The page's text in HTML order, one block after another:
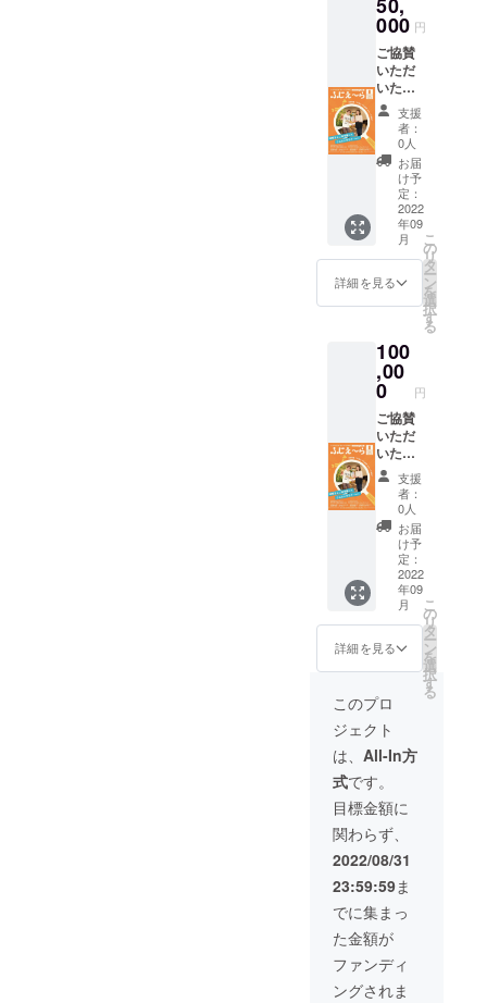
支援
時、必
ず備考
欄に掲
載を希
望され
るお名
前をご
記入下
さい。
いただ
きま
す。 掲
載枠
54mm×
5mm 程
度（文
字の
み） ま
たプロ
ジェク
ト終了
後、お
礼文を
発送さ
せてい
時、必
ず備考
欄に掲
載を希
望され
るお名
前をご
記入下
さい。
000 円
ご協賛
いただ
いた皆
さまの
お名前
を藤枝
地域情
報誌
「ふじ
え～
ら」
（10月
号 9月
20日発
行予
定） に
させて
いただ
きま
す。 掲
載枠
85mm×
10mm
程度
（文字
のみ）
またプ
ロジェ
クト終
了後、
お礼文
を発送
させて
いただ
きま
す。 ※
支援
時、必
ず備考
欄に掲
載を希
望され
るお名
前をご
記入下
さい。
支援
者：
0人
お届
け予
定：
2022
年09
月
詳細を見る
こ
の
リ
タ
ー
ン
を
選
択
す
る
100
,00
0 円
ご協賛
いただ
いた皆
さまの
お名前
を藤枝
地域情
報誌
「ふじ
え～
ら」
（10月
号 9月
20日発
行予
定） に
て掲載
させて
いただ
きま
す。 掲
載枠
95mm×
45ｍ
ｍ 程
度（ロ
ゴ掲
載） ま
たプロ
ジェク
ト終了
後、お
礼文を
発送さ
支援
者：
0人
お届
け予
定：
2022
年09
月
詳細を見る
こ
の
リ
タ
ー
ン
を
選
択
す
る
このプロ
ジェクト
は、 All-In方
式です。
目標金額に
関わらず、
2022/08/31
23:59:59ま
でに集まっ
た金額が
ファンディ
ングされま